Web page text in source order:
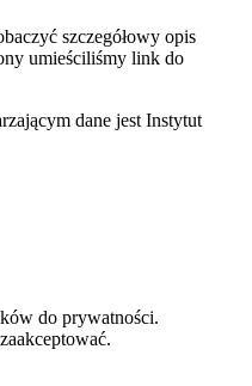
szczegółowy opis
umieściliśmy link do
dane jest Instytut
do prywatności.